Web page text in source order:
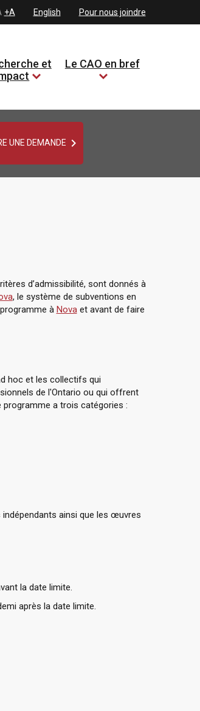
+A English Pour nous joindre
et
Le CAO en bref
UNE DEMANDE 
d’admissibilité, sont donnés à
, le système de subventions en
à Novaet avant de faire
hoc et les collectifs qui
de l'Ontario ou qui offrent
a trois catégories :
ainsi que les œuvres
la date limite.
après la date limite.